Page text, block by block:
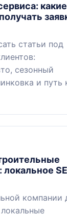
какие
статьи под
сезонный
и путь
локальное
компании